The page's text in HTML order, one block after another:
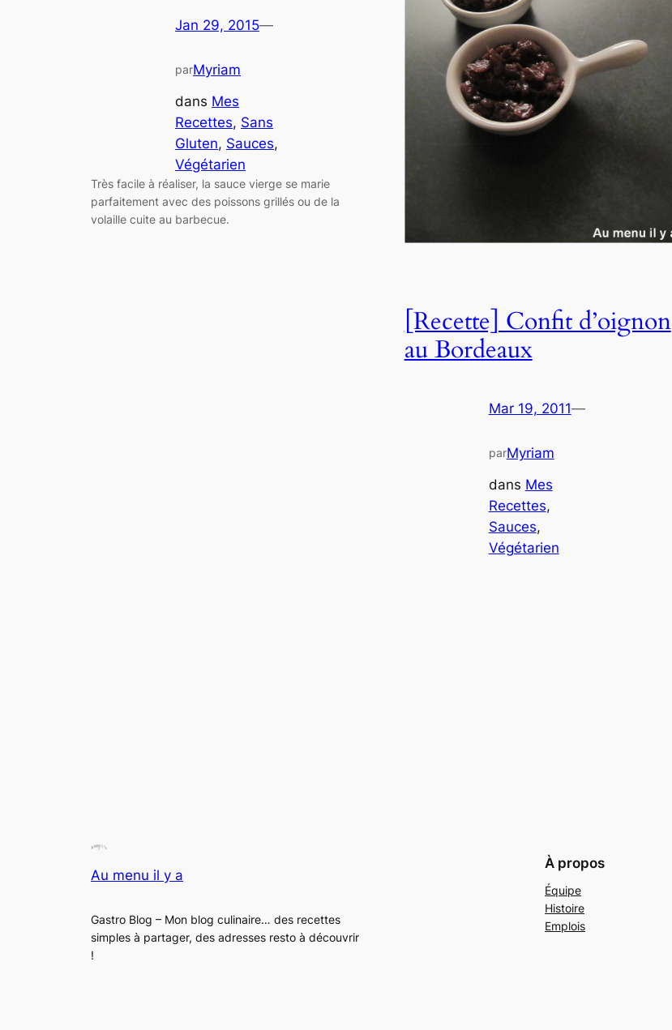
Jan 29, 2015—
parMyriam
dans Mes
Recettes, Sans
Gluten, Sauces
Végétarien
Très facile à réaliser, la sauce vierge se marie
parfaitement avec des poissons grillés ou de la
volaille cuite au barbecue.
[Recette] Confit d’oignon
au Bordeaux
Mar 19, 2011—
parMyriam
dans Mes
Recettes
Sauces
Végétarien
Au menu il y a
Gastro Blog – Mon blog culinaire… des recettes
simples à partager, des adresses resto à découvrir
!
À propos
Équipe
Histoire
Emplois